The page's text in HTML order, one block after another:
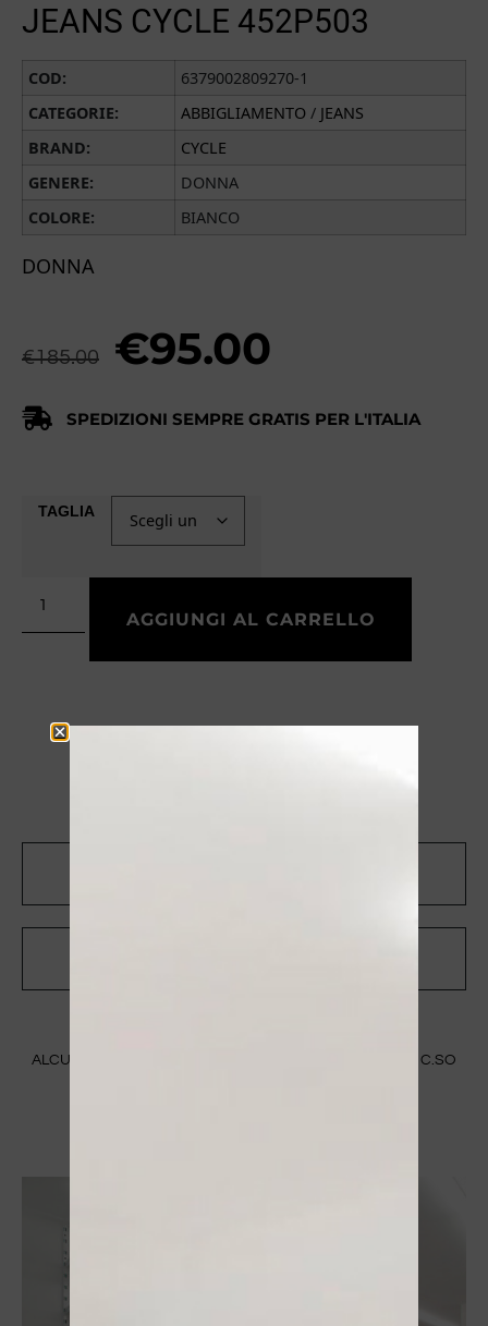
JEANS CYCLE 452P503
COD:
6379002809270-1
CATEGORIE:
ABBIGLIAMENTO / JEANS
BRAND:
CYCLE
GENERE:
DONNA
COLORE:
BIANCO
DONNA
€185.00 €95.00
SPEDIZIONI SEMPRE GRATIS PER L'ITALIA
TAGLIA
AGGIUNGI AL CARRELLO
ALCUNE IMMAGINI DEL NOSTRO STORE A MANTOVA IN C.SO